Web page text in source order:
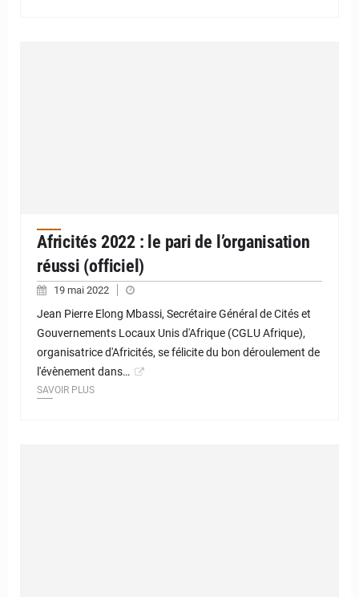
Africités 2022 : le pari de l’organisation
réussi (officiel)
19 mai 2022
Jean Pierre Elong Mbassi, Secrétaire Général de Cités et
Gouvernements Locaux Unis d'Afrique (CGLU Afrique),
organisatrice d'Africités, se félicite du bon déroulement de
l'évènement dans…
SAVOIR PLUS